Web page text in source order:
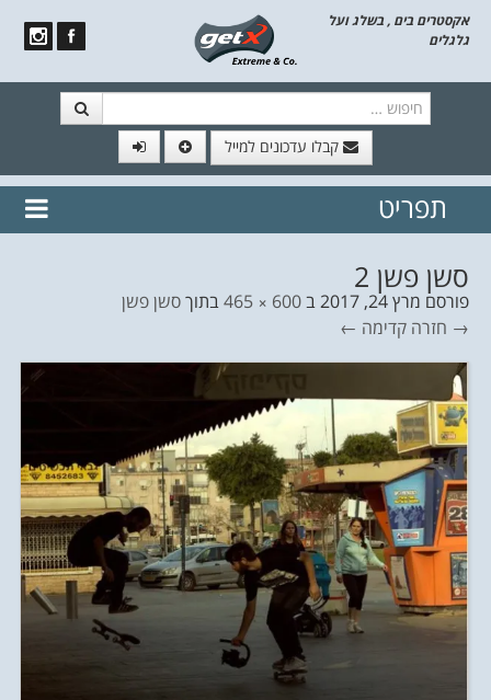
אקסטרים בים , בשלג ועל
גלגלים
קבלו עדכונים למייל
// הצטרף לרשימת תפוצה!
נשמח
תפריט
סשן פשן 2
פורסם מרץ 24, 2017 ב600 × 465 בתוךסשן פשן
→ חזרה קדימה ←